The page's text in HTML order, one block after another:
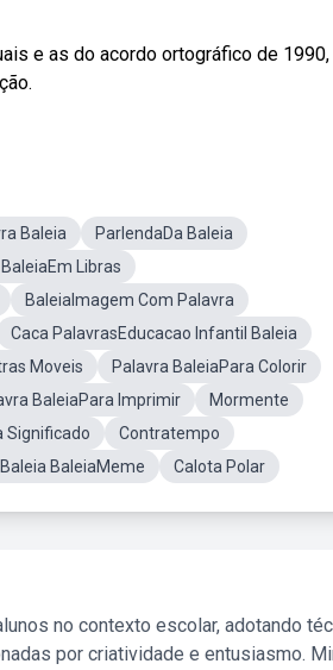
e as do acordo ortográfico de
Baleia
ParlendaDa Baleia
Libras
BaleiaImagem Com Palavra
Caca PalavrasEducacao Infantil Baleia
Moveis
Palavra BaleiaPara Colorir
BaleiaPara Imprimir
Mormente
Significado
Contratempo
BaleiaMeme Calota Polar
no contexto escolar, adotando
por criatividade e entusiasmo.